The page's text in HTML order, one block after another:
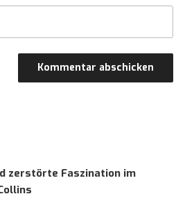
zerstörte Faszination im